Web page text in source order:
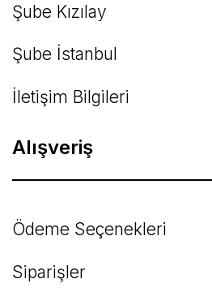
Şube Kızılay
Şube İstanbul
İletişim Bilgileri
Alışveriş
Ödeme Seçenekleri
Siparişler